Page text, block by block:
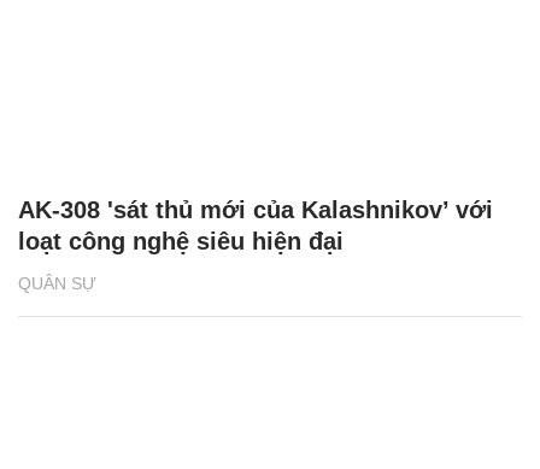
QUÂN SỰ
AK-308 'sát thủ mới của Kalashnikov’ với
loạt công nghệ siêu hiện đại